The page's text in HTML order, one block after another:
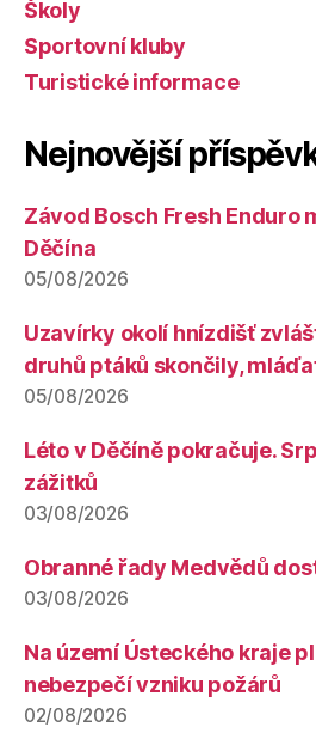
Školy
Sportovní kluby
Turistické informace
Nejnovější
Závod Bosch Fresh Enduro
Děčína
05/08/2026
Uzavírky okolí hnízdišť
druhů ptáků skončily,
05/08/2026
Léto v Děčíně pokračuje.
zážitků
03/08/2026
Obranné řady Medvědů
03/08/2026
Na území Ústeckého kraje
nebezpečí vzniku požárů
02/08/2026